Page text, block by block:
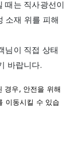
때는 직사광선이
소재 위를 피해
님이 직접 상태
바랍니다.
경우, 안전을 위해
이동시킬 수 있습